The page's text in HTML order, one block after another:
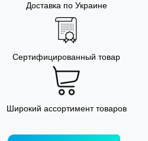
Доставка по Украине
Сертифицированный товар
Широкий ассортимент товаров